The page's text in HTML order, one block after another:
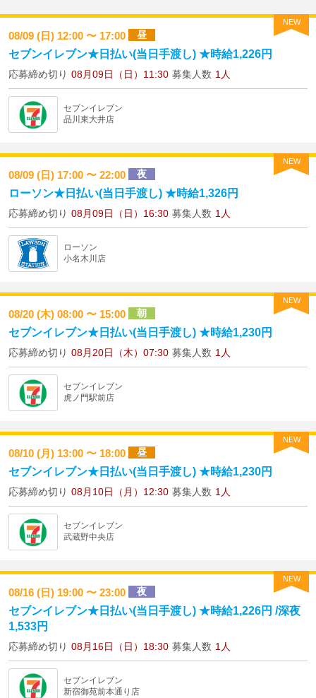
NEW
08/09 (日) 12:00 〜 17:00 昼
セブンイレブン★日払い(当日手渡し) ★時給1,226円
応募締め切り 08月09日（日）11:30 募集人数 1人
セブンイレブン
品川東大井店
NEW
08/09 (日) 17:00 〜 22:00 夜
ローソン★日払い(当日手渡し) ★時給1,326円
応募締め切り 08月09日（日）16:30 募集人数 1人
ローソン
小名木川店
NEW
08/20 (木) 08:00 〜 15:00 朝
セブンイレブン★日払い(当日手渡し) ★時給1,230円
応募締め切り 08月20日（木）07:30 募集人数 1人
セブンイレブン
虎ノ門駅前店
NEW
08/10 (月) 13:00 〜 18:00 昼
セブンイレブン★日払い(当日手渡し) ★時給1,230円
応募締め切り 08月10日（月）12:30 募集人数 1人
セブンイレブン
武蔵野中央店
NEW
08/16 (日) 19:00 〜 23:00 夜
セブンイレブン★日払い(当日手渡し) ★時給1,226円 /深夜
1,533円
応募締め切り 08月16日（日）18:30 募集人数 1人
セブンイレブン
新宿御苑前本通り店